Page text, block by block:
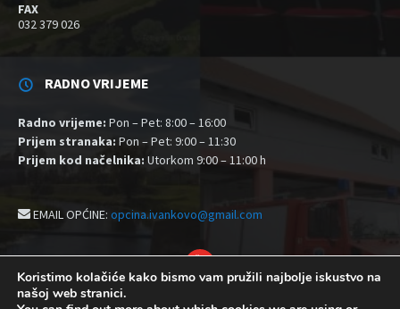
FAX
032 379 026
RADNO VRIJEME
Radno vrijeme: Pon – Pet: 8:00 – 16:00
Prijem stranaka: Pon – Pet: 9:00 – 11:30
Prijem kod načelnika: Utorkom 9:00 – 11:00 h
EMAIL OPĆINE: opcina.ivankovo@gmail.com
YouTube
Izjava o pristupačnosti
Koristimo kolačiće kako bismo vam pružili najbolje iskustvo na
našoj web stranici.